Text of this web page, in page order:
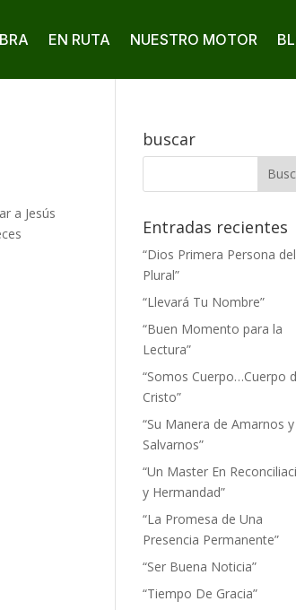
EN RUTA NUESTRO MOTOR
a Jesús
buscar
Entradas recientes
“Dios Primera Persona del
Plural”
“Llevará Tu Nombre”
“Buen Momento para la
Lectura”
“Somos Cuerpo…Cuerpo
Cristo”
“Su Manera de Amarnos
Salvarnos”
“Un Master En
y Hermandad”
“La Promesa de Una
Presencia Permanente”
“Ser Buena Noticia”
“Tiempo De Gracia”